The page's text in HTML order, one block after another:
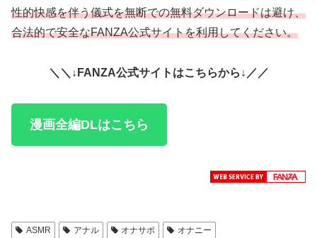
性的快感を伴う儀式を無断での無料ダウンロードは避け、
合法的で安全なFANZA公式サイトを利用してください。
＼＼↓FANZA公式サイトはこちらから↓／／
漫画全編DLはこちら
ASMR アナル オナサポ
オナニー